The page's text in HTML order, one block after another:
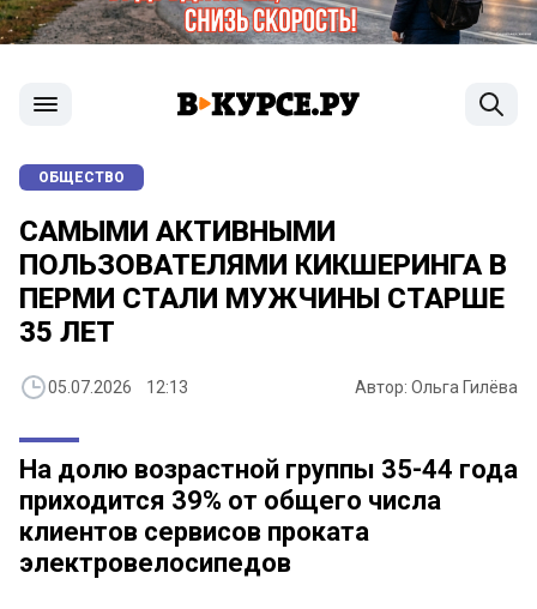
ОБЩЕСТВО
САМЫМИ АКТИВНЫМИ
ПОЛЬЗОВАТЕЛЯМИ КИКШЕРИНГА В
ПЕРМИ СТАЛИ МУЖЧИНЫ СТАРШЕ
35 ЛЕТ
05.07.2026 12:13 Автор: Ольга Гилёва
На долю возрастной группы 35-44 года
приходится 39% от общего числа
клиентов сервисов проката
электровелосипедов